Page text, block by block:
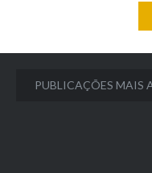
Navegação
PUBLICAÇÕES MAIS